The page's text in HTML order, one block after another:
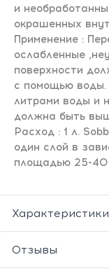
и
окрашенных
Применение :
ослабленные
поверхности
с помощью воды.
литрами воды и
должна быть
Расход : 1 л.
один слой в
площадью 25-40
Характеристики
Отзывы